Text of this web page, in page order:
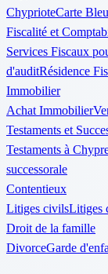
ChyprioteCarte
Fiscalité et
Services Fiscaux
d'auditRésidence
Immobilier
Achat Immobilier
Testaments et
Testaments à
successorale
Contentieux
Litiges civilsLitiges
Droit de la famille
DivorceGarde